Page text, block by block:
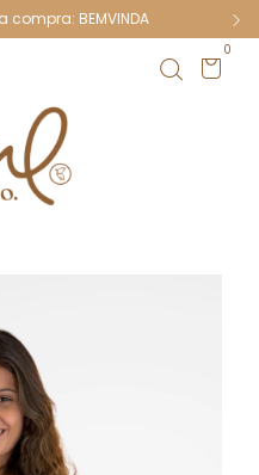
compra: BEMVINDA
0